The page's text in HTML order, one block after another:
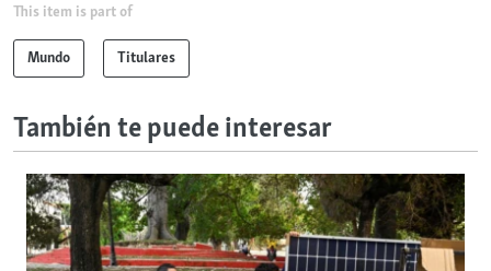
This item is part of
Mundo Titulares
También te puede interesar